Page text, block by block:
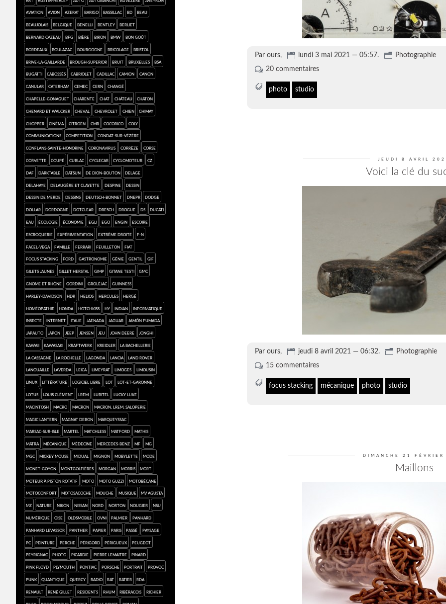
Par ours, lundi 3 mai 2021 — 05:57.
Photographie
20 commentaires
photo studio
JEUDI 8 AVRIL
Voici la clé du
Par ours, jeudi 8 avril 2021 — 06:32.
Photographie
15 commentaires
focus stacking mécanique photo studio
DIMANCHE 21
Maillons
aviation avion Azerat Barigo Bassillac BD beau
Beaujolais Belgique Benelli Bentley Berliet
Bernard Cazeau BFG bière Biron BMW bon goût
Bordeaux Boulazac Bourgogne bricolage Bristol
Brive-la-Gaillarde Brough-Superior bruit Bruxelles BSA
Bugatti Cabossés cabriolet Cadillac camion Canon
canular Caterham CEMEC Cern Changé
Chapelle-Gonaguet Charente chat château chaton
Chenard et Walcker cheval Chevrolet chien Chimay
chopper cinéma Citroën CMR cocorico Coly
communications competition Condat-sur-Vézère
Conflans-sainte-Honorine coronavirus Corrèze Corse
Corvette coupé Cublac cyclecar cyclomoteur CZ
Daf darktable Datsun de Dion-Bouton Delage
Delahaye Delaugère et Clayette Despine dessin
dessin de merde dessins Deutsch-Bonnet Dnepr Dodge
Dollar Dordogne dotclear Dresch drogue DS Ducati
eau écologie économie Egli Ego engin Escoire
escroquerie expérimentation extrême droite F-N
Facel-Vega famille Ferrari feuilleton FIAT
focus stacking Ford Gastronomie génie gentil gif
Gilets jaunes Gillet Herstal GIMP Gitane Testi GMC
Gnome et Rhône Gordini Groléjac Guinness
Harley-Davidson HDR Helios Hercules Hergé
homéopathie Honda Hotchkiss HY Indian informatique
insecte Internet Italie Jaenada Jaguar jamón fumada
Japauto Japon Jeep Jensen jeu John Deere Jonghi
kawaii Kawasaki Kraftwerk Kreidler la Bachellerie
la Cassagne La Rochelle Lagonda Lancia Land Rover
Lanouaille Laverda Leica Limeyrat Limoges Limousin
Linux Littérature logiciel libre Lot Lot-et-Garonne
Lotus Louis Clément LREM Lubitel Lucky Luke
Macintosh macro Macron Macron, LREM, saloperie
Magic Lantern Magnat Debon Marqueyssac
Marsac-sur-Isle Martel Matchless Matford Mathis
Matra mécanique médecine Mercedes-Benz MF MG
MGC Mickey Mouse Midual mignon Mobylette mode
Monet-Goyon montgolfières Morgan Morris mort
moteur à piston rotatif moto Moto Guzzi Motobécane
Motoconfort Motosacoche mouche musique MV Agusta
MZ nature Nikon Nissan Nord Norton Nougier NSU
numérique Oise Oldsmobile ovni Palmier Panhard
Panhard Levassor Panther papier Paris passé paysage
PC Peinture Perche Périgord Périgueux Peugeot
Peyrignac photo Picardie Pierre Lemaitre pinard
Pink Floyd Plymouth Pontiac Porsche portrait provoc
punk quantique Quercy radio rat Ratier RDA
Renault René Gillet Residents rhum ribéracois Richier